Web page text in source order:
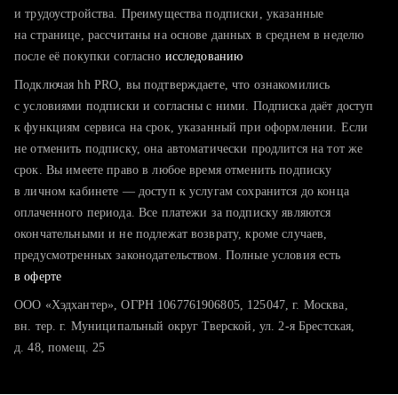
тратите много времени на поиск и вручную поднимаете
хотите сравнить себя с конкурентами и оценить шансы
и трудоустройства. Преимущества подписки, указанные
на странице, рассчитаны на основе данных в среднем в неделю
после её покупки согласно исследованию
Подключая hh PRO, вы подтверждаете, что ознакомились
с условиями подписки и согласны с ними. Подписка даёт доступ
к функциям сервиса на срок, указанный при оформлении. Если
не отменить подписку, она автоматически продлится на тот же
срок. Вы имеете право в любое время отменить подписку
в личном кабинете — доступ к услугам сохранится до конца
оплаченного периода. Все платежи за подписку являются
окончательными и не подлежат возврату, кроме случаев,
предусмотренных законодательством. Полные условия есть
в оферте
ООО «Хэдхантер», ОГРН 1067761906805, 125047, г. Москва,
вн. тер. г. Муниципальный округ Тверской, ул. 2-я Брестская,
д. 48, помещ. 25